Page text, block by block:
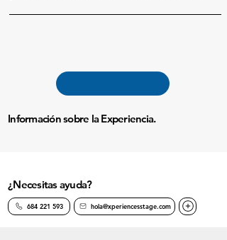
Información sobre la Experiencia.
¿Necesitas ayuda?
684 221 593 hola@xperiencesstage.com